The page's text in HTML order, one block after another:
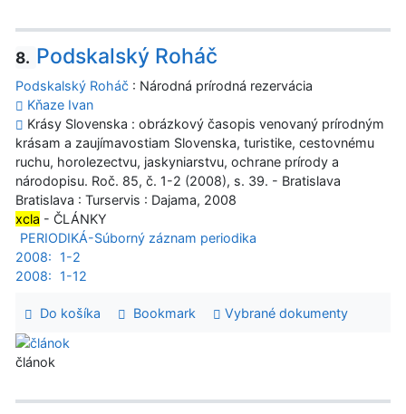
8. Podskalský Roháč
Podskalský Roháč : Národná prírodná rezervácia
Kňaze Ivan
Krásy Slovenska : obrázkový časopis venovaný prírodným
krásam a zaujímavostiam Slovenska, turistike, cestovnému
ruchu, horolezectvu, jaskyniarstvu, ochrane prírody a
národopisu. Roč. 85, č. 1-2 (2008), s. 39. - Bratislava
Bratislava : Turservis : Dajama, 2008
xcla - ČLÁNKY
PERIODIKÁ-Súborný záznam periodika
2008:
1-2
2008:
1-12
Do košíka Bookmark Vybrané dokumenty
článok